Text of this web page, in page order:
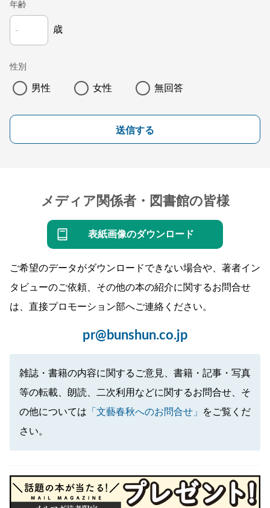
年齢
歳
性別
男性 女性 無回答
送信する
メディア関係者・図書館の皆様
表紙画像のダウンロード
ご希望のデータがダウンロードできない場合や、著者イン
タビューのご依頼、その他の本の紹介に関するお問合せ
は、直接プロモーション部へご連絡ください。
pr@bunshun.co.jp
雑誌・書籍の内容に関するご意見、書籍・記事・写真
等の転載、朗読、二次利用などに関するお問合せ、そ
の他については 「文藝春秋へのお問合せ」
をご覧くだ
さい。